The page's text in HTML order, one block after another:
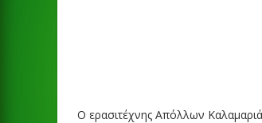
Ο ερασιτέχνης Απόλλων